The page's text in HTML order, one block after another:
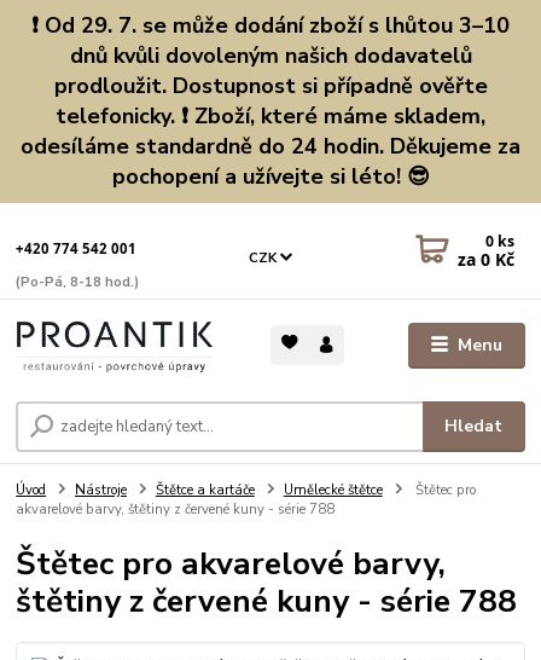
❗ Od 29. 7. se může dodání zboží s lhůtou 3–10
dnů kvůli dovoleným našich dodavatelů
prodloužit. Dostupnost si případně ověřte
telefonicky. ❗ Zboží, které máme skladem,
odesíláme standardně do 24 hodin. Děkujeme za
pochopení a užívejte si léto! 😎
Menu
CZK
Hledat
+420 774 542 001
(Po-Pá, 8-18 hod.)
0 ks
za 0 Kč
Úvod Nástroje Štětce a kartáče Umělecké štětce
Štětec pro
akvarelové barvy, štětiny z červené kuny - série 788
Štětec pro akvarelové barvy,
štětiny z červené kuny - série 788